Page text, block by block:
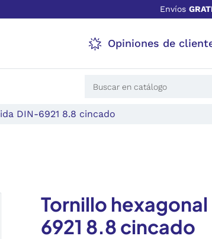
Envíos
Opiniones de
DIN-6921 8.8 cincado
Tornillo
6921 8.8 cincado